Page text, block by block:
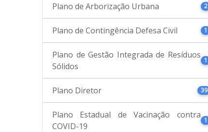
Plano de Arborização Urbana 2
Plano de Contingência Defesa Civil 1
Plano de Gestão Integrada de Resíduos
Sólidos
1
Plano Diretor 39
Plano Estadual de Vacinação contra
COVID-19
1